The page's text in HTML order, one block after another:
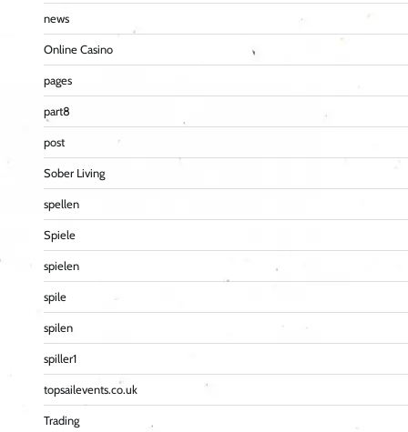
news
Online Casino
pages
part8
post
Sober Living
spellen
Spiele
spielen
spile
spilen
spiller1
topsailevents.co.uk
Trading